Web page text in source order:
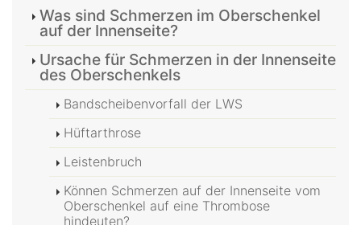
Was sind Schmerzen im Oberschenkel
auf der Innenseite?
Ursache für Schmerzen in der Innenseite
des Oberschenkels
Bandscheibenvorfall der LWS
Hüftarthrose
Leistenbruch
Können Schmerzen auf der Innenseite vom
Oberschenkel auf eine Thrombose
hindeuten?